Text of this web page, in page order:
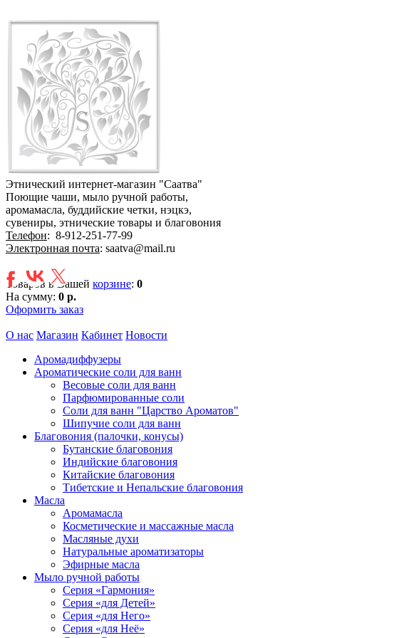
Этнический интернет-магазин "Саатва"
Поющие чаши, мыло ручной работы,
аромамасла, буддийские четки, нэцкэ,
сувениры, этнические товары и благовония
Телефон: 8-912-251-77-99
Электронная почта: saatva@mail.ru
Товаров в Вашей корзине: 0
На сумму: 0 р.
Оформить заказ
О нас Магазин Кабинет Новости
Аромадиффузеры
Ароматические соли для ванн
Весовые соли для ванн
Парфюмированные соли
Соли для ванн "Царство Ароматов"
Шипучие соли для ванн
Благовония (палочки, конусы)
Бутанские благовония
Индийские благовония
Китайские благовония
Тибетские и Непальские благовония
Масла
Аромамасла
Косметические и массажные масла
Масляные духи
Натуральные ароматизаторы
Эфирные масла
Мыло ручной работы
Серия «Гармония»
Серия «для Детей»
Серия «для Него»
Серия «для Неё»